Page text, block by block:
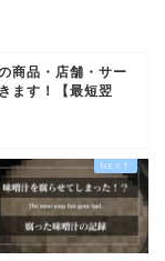
商品・店舗・サー
ます！【最短翌